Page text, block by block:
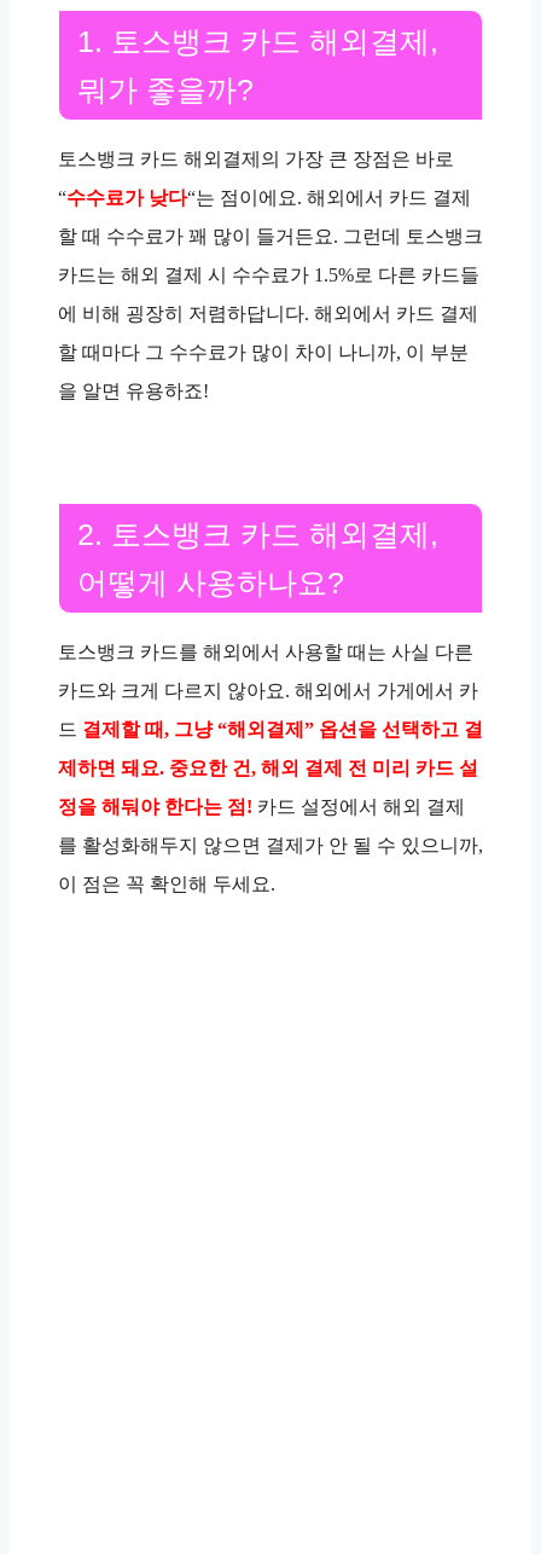
1. 토스뱅크 카드 해외결제,
뭐가 좋을까?
토스뱅크 카드 해외결제의 가장 큰 장점은 바로
“수수료가 낮다“는 점이에요. 해외에서 카드 결제
할 때 수수료가 꽤 많이 들거든요. 그런데 토스뱅크
카드는 해외 결제 시 수수료가 1.5%로 다른 카드들
에 비해 굉장히 저렴하답니다. 해외에서 카드 결제
할 때마다 그 수수료가 많이 차이 나니까, 이 부분
을 알면 유용하죠!
2. 토스뱅크 카드 해외결제,
어떻게 사용하나요?
토스뱅크 카드를 해외에서 사용할 때는 사실 다른
카드와 크게 다르지 않아요. 해외에서 가게에서 카
드 결제할 때, 그냥 “해외결제” 옵션을 선택하고 결
제하면 돼요. 중요한 건, 해외 결제 전 미리 카드 설
정을 해둬야 한다는 점! 카드 설정에서 해외 결제
를 활성화해두지 않으면 결제가 안 될 수 있으니까,
이 점은 꼭 확인해 두세요.